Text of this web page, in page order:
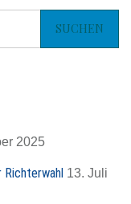
2025
13. Juli